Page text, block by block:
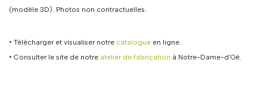
(modèle 3D). Photos non contractuelles.
• Télécharger et visualiser notre catalogue en ligne.
• Consulter le site de notre atelier de fabrication à Notre-Dame-d’Oé.